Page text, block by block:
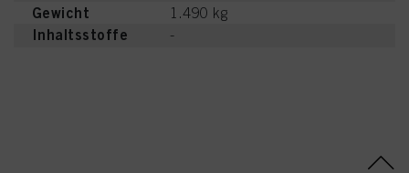
Gewicht 1.490 kg
Inhaltsstoffe -